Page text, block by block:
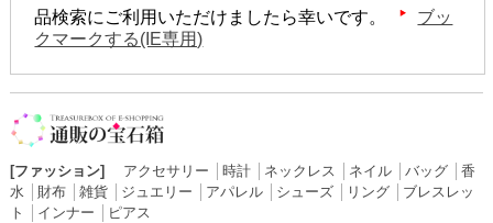
品検索にご利用いただけましたら幸いです。
ブッ
クマークする(IE専用)
[ファッション] アクセサリー 時計│ ネックレス ネイル│ バッグ│ 香
水
財布│ 雑貨│ ジュエリー アパレル│ シューズ│ リング│ ブレスレッ
ト
インナー
ピアス